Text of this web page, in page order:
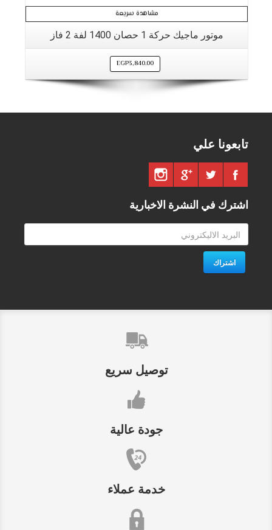
مشاهدة سريعة
موتور ماجيك حركة 1 حصان 1400 لفة 2 فاز
EGP3,840.00
تابعونا علي
اشترك في النشرة الاخبارية
اشتراك
توصيل سريع
جودة عالية
خدمة عملاء